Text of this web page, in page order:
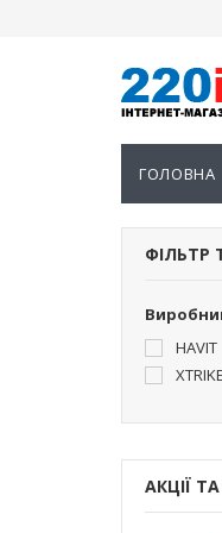
ГОЛОВНА
ФІЛЬТР
HAVIT
АКЦІЇ